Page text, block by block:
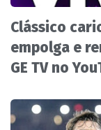
Clássico
empolga e
GE TV no